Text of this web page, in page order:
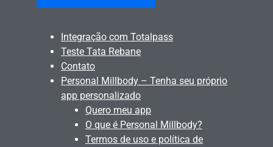
Integração com Totalpass
Teste Tata Rebane
Contato
Personal Millbody – Tenha seu próprio
app personalizado
Quero meu app
O que é Personal Millbody?
Termos de uso e política de